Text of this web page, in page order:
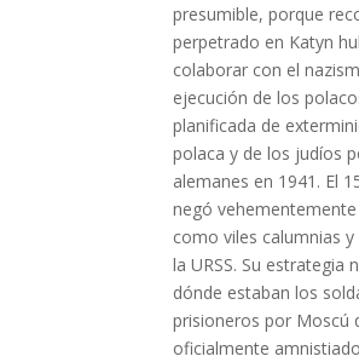
presumible, porque
perpetrado en Katyn
colaborar con el
ejecución de los
planificada de
polaca y de los judíos
alemanes en 1941. El
negó
como viles calumnias
la URSS. Su estrategia
dónde estaban los
prisioneros por Moscú
oficialmente